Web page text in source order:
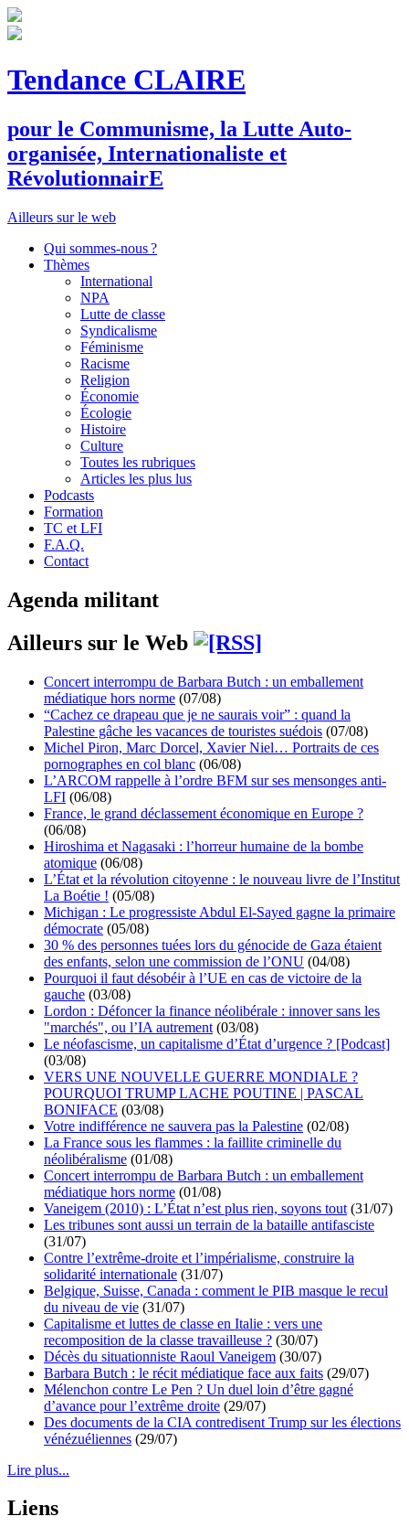
Tendance CLAIRE
pour le Communisme, la Lutte Auto-
organisée, Internationaliste et
RévolutionnairE
Ailleurs sur le web
Qui sommes-nous ?
Thèmes
International
NPA
Lutte de classe
Syndicalisme
Féminisme
Racisme
Religion
Économie
Écologie
Histoire
Culture
Toutes les rubriques
Articles les plus lus
Podcasts
Formation
TC et LFI
F.A.Q.
Contact
Agenda militant
Ailleurs sur le Web
Concert interrompu de Barbara Butch : un emballement
médiatique hors norme (07/08)
“Cachez ce drapeau que je ne saurais voir” : quand la
Palestine gâche les vacances de touristes suédois (07/08)
Michel Piron, Marc Dorcel, Xavier Niel… Portraits de ces
pornographes en col blanc (06/08)
L’ARCOM rappelle à l’ordre BFM sur ses mensonges anti-
LFI (06/08)
France, le grand déclassement économique en Europe ?
(06/08)
Hiroshima et Nagasaki : l’horreur humaine de la bombe
atomique (06/08)
L’État et la révolution citoyenne : le nouveau livre de l’Institut
La Boétie ! (05/08)
Michigan : Le progressiste Abdul El-Sayed gagne la primaire
démocrate (05/08)
30 % des personnes tuées lors du génocide de Gaza étaient
des enfants, selon une commission de l’ONU (04/08)
Pourquoi il faut désobéir à l’UE en cas de victoire de la
gauche (03/08)
Lordon : Défoncer la finance néolibérale : innover sans les
"marchés", ou l’IA autrement (03/08)
Le néofascisme, un capitalisme d’État d’urgence ? [Podcast]
(03/08)
VERS UNE NOUVELLE GUERRE MONDIALE ?
POURQUOI TRUMP LACHE POUTINE | PASCAL
BONIFACE (03/08)
Votre indifférence ne sauvera pas la Palestine (02/08)
La France sous les flammes : la faillite criminelle du
néolibéralisme (01/08)
Concert interrompu de Barbara Butch : un emballement
médiatique hors norme (01/08)
Vaneigem (2010) : L’État n’est plus rien, soyons tout (31/07)
Les tribunes sont aussi un terrain de la bataille antifasciste
(31/07)
Contre l’extrême-droite et l’impérialisme, construire la
solidarité internationale (31/07)
Belgique, Suisse, Canada : comment le PIB masque le recul
du niveau de vie (31/07)
Capitalisme et luttes de classe en Italie : vers une
recomposition de la classe travailleuse ? (30/07)
Décès du situationniste Raoul Vaneigem (30/07)
Barbara Butch : le récit médiatique face aux faits (29/07)
Mélenchon contre Le Pen ? Un duel loin d’être gagné
d’avance pour l’extrême droite (29/07)
Des documents de la CIA contredisent Trump sur les élections
vénézuéliennes (29/07)
Lire plus...
Liens